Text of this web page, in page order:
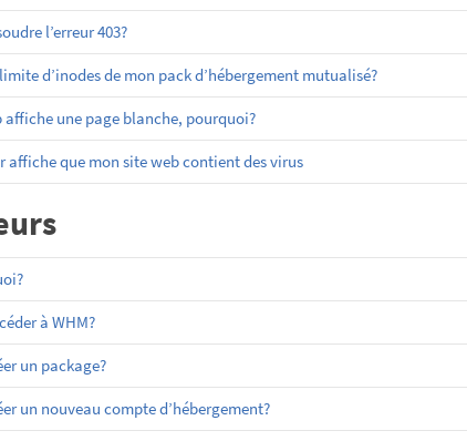
l’erreur 403?
d’inodes de mon pack d’hébergement mutualisé?
affiche une page blanche, pourquoi?
affiche que mon site web contient des virus
à WHM?
un package?
un nouveau compte d’hébergement?